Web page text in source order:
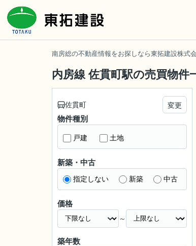
南房総の不動産情報をお探しなら東拓建設株式
内房線 佐貫町駅の売買物件
佐貫町 変更
物件種別
戸建 土地
新築・中古
指定しない 新築 中古
価格
～
築年数